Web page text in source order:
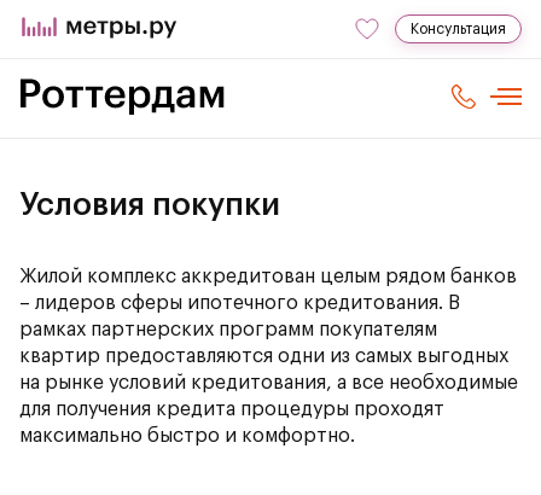
Консультация
Условия покупки
Жилой комплекс аккредитован целым рядом банков
– лидеров сферы ипотечного кредитования. В
рамках партнерских программ покупателям
квартир предоставляются одни из самых выгодных
на рынке условий кредитования, а все необходимые
для получения кредита процедуры проходят
максимально быстро и комфортно.